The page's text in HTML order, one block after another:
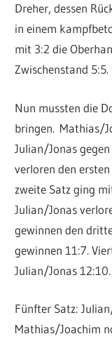
Dreher, dessen
in einem
mit 3:2 die
Zwischenstand 5:5.
Nun mussten die
bringen. Mathias/
Julian/Jonas
verloren den
zweite Satz ging
Julian/Jonas
gewinnen den
gewinnen 11:7.
Julian/Jonas 12:10.
Fünfter Satz:
Mathias/Joachim